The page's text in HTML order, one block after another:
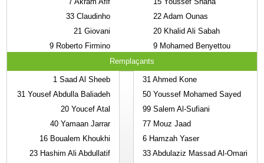
33 Claudinho
21 Giovani
9 Roberto Firmino
22 Adam Ounas
20 Khalid Ali Sabah
9 Mohamed Benyettou
Remplaçants
1 Saad Al Sheeb
31 Yousef Abdulla Baliadeh
20 Youcef Atal
40 Yamaan Jarrar
16 Boualem Khoukhi
23 Hashim Ali Abdullatif
31 Ahmed Kone
50 Youssef Mohamed Sayed
99 Salem Al-Sufiani
77 Mouz Jaad
6 Hamzah Yaser
33 Abdulaziz Massad Al-Omari